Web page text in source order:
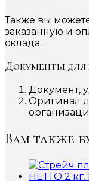
Также вы
заказанную и
склада.
Документы для
Документ,
Оригинал
Вам также